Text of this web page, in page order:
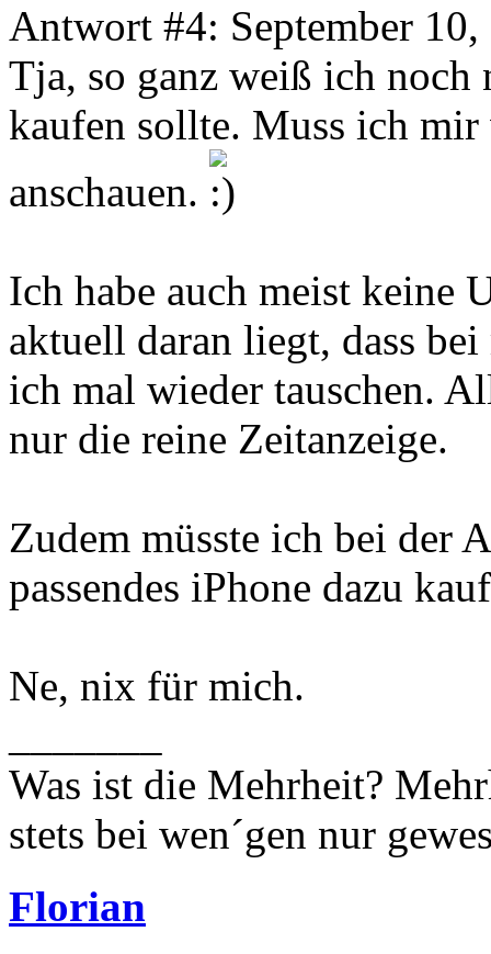
Antwort #4: September
Tja, so ganz weiß ich
kaufen sollte. Muss ich
anschauen.
Ich habe auch meist keine
aktuell daran liegt, dass
ich mal wieder tauschen.
nur die reine Zeitanzeige.
Zudem müsste ich bei der
passendes iPhone dazu
Ne, nix für mich.
Was ist die Mehrheit?
stets bei wen´gen nur
Florian